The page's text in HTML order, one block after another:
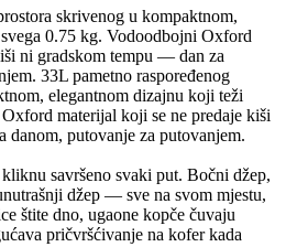
skrivenog u kompaktnom,
0.75 kg. Vodoodbojni Oxford
ni gradskom tempu — dan za
33L pametno raspoređenog
elegantnom dizajnu koji teži
materijal koji se ne predaje kiši
putovanje za putovanjem.
savršeno svaki put. Bočni džep,
džep — sve na svom mjestu,
štite dno, ugaone kopče čuvaju
pričvršćivanje na kofer kada